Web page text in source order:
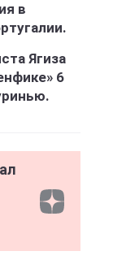
в
Ягиза
6